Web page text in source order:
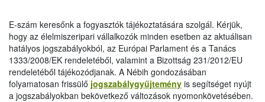
E-szám keresőnk a fogyasztók tájékoztatására szolgál. Kérjük,
hogy az élelmiszeripari vállalkozók minden esetben az aktuálisan
hatályos jogszabályokból, az Európai Parlament és a Tanács
1333/2008/EK rendeletéből, valamint a Bizottság 231/2012/EU
rendeletéből tájékozódjanak. A Nébih gondozásában
folyamatosan frissülő jogszabálygyűjtemény is segítséget nyújt
a jogszabályokban bekövetkező változások nyomonkövetésében.